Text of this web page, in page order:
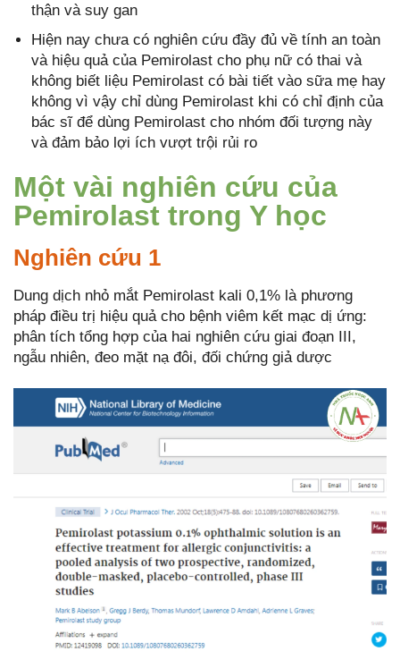
thận và suy gan
Hiện nay chưa có nghiên cứu đầy đủ về tính an toàn
và hiệu quả của Pemirolast cho phụ nữ có thai và
không biết liệu Pemirolast có bài tiết vào sữa mẹ hay
không vì vậy chỉ dùng Pemirolast khi có chỉ định của
bác sĩ để dùng Pemirolast cho nhóm đối tượng này
và đảm bảo lợi ích vượt trội rủi ro
Một vài nghiên cứu của
Pemirolast trong Y học
Nghiên cứu 1
Dung dịch nhỏ mắt Pemirolast kali 0,1% là phương
pháp điều trị hiệu quả cho bệnh viêm kết mạc dị ứng:
phân tích tổng hợp của hai nghiên cứu giai đoạn III,
ngẫu nhiên, đeo mặt nạ đôi, đối chứng giả dược